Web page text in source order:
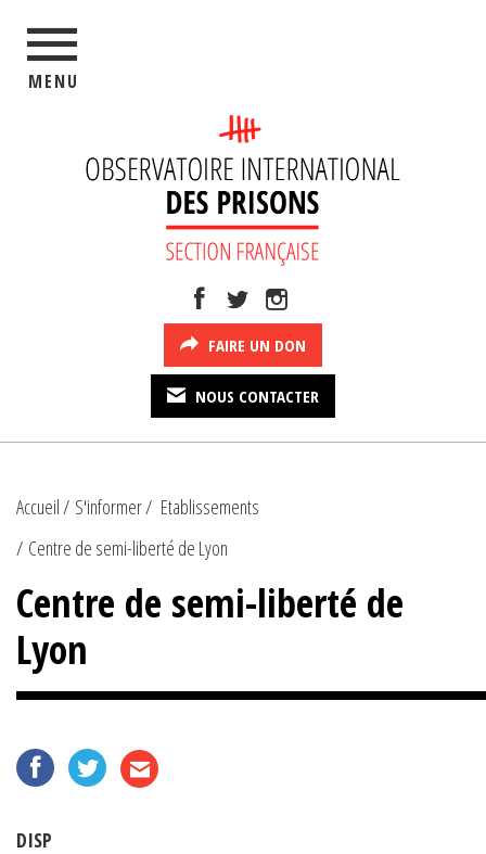
MENU
FAIRE UN DON
NOUS CONTACTER
Accueil S'informer
Etablissements
Centre de semi-liberté de Lyon
Centre de semi-liberté de
Lyon
DISP